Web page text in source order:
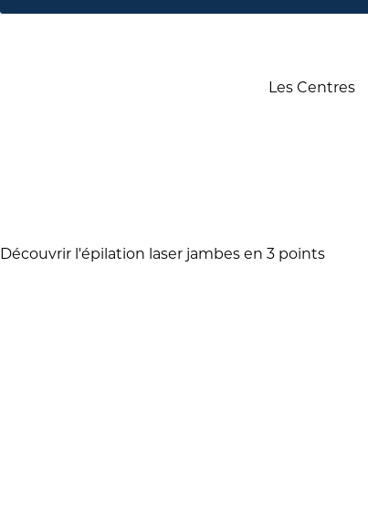
Les Centres
Découvrir l'épilation laser jambes en 3 points